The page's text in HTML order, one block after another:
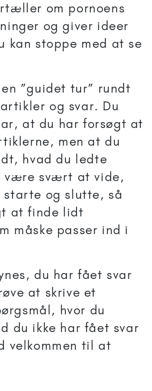
om pornoens
og giver ideer
kan stoppe med at se
”guidet tur” rundt
og svar. Du
at du har forsøgt at
men at du
hvad du ledte
være svært at vide,
starte og slutte, så
at finde lidt
måske passer ind i
du har fået svar
at skrive et
hvor du
du ikke har fået svar
velkommen til at